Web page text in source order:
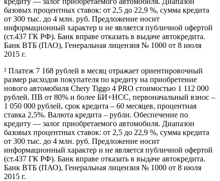
базовых процентных ставок: от 2,5 до 22,9 %, сумма кредита
от 300 тыс. до 4 млн. руб. Предложение носит
информационный характер и не является публичной офертой
(ст.437 ГК РФ). Банк вправе отказать в выдаче автокредита.
Банк ВТБ (ПАО), Генеральная лицензия № 1000 от 8 июля
2015 г.
² Платеж 7 168 рублей в месяц отражает ориентировочный
размер расходов покупателя по кредиту на приобретение
нового автомобиля Chery Tiggo 4 PRO стоимостью 1 112 000
рублей. ПВ от 80% и более БИ+НСС, первоначальный взнос –
1 050 000 рублей, срок кредита – 60 месяцев, процентная
ставка 2,5%. Валюта кредита – рубли. Обеспечение по
кредиту — залог приобретаемого автомобиля. Диапазон
базовых процентных ставок: от 2,5 до 22,9 %, сумма кредита
от 300 тыс. до 4 млн. руб. Предложение носит
информационный характер и не является публичной офертой
(ст.437 ГК РФ). Банк вправе отказать в выдаче автокредита.
Банк ВТБ (ПАО), Генеральная лицензия № 1000 от 8 июля
2015 г.